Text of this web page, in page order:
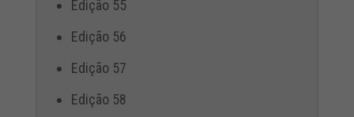
Edição 55
Edição 56
Edição 57
Edição 58